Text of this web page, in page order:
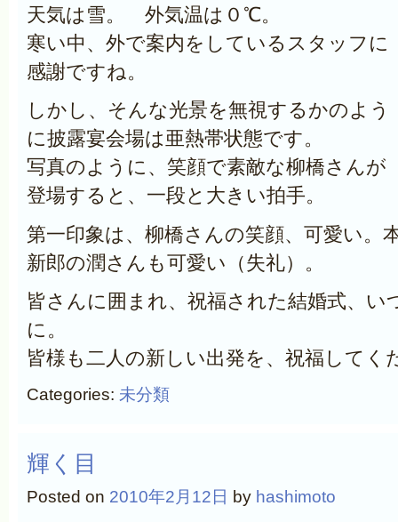
天気は雪。 外気温は０℃。
寒い中、外で案内をしているスタッフに
感謝ですね。
しかし、そんな光景を無視するかのよう
に披露宴会場は亜熱帯状態です。
写真のように、笑顔で素敵な柳橋さんが
登場すると、一段と大きい拍手。
第一印象は、柳橋さんの笑顔、可愛い。
新郎の潤さんも可愛い（失礼）。
皆さんに囲まれ、祝福された結婚式、い
に。
皆様も二人の新しい出発を、祝福してく
Categories: 未分類
輝く目
Posted on 2010年2月12日 by hashimoto